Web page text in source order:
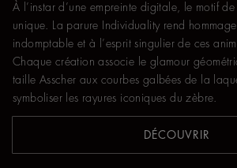
À l’instar d’une empreinte digitale, le motif
unique. La parure Individuality rend
indomptable et à l’esprit singulier de ces
Chaque création associe le glamour
taille Asscher aux courbes galbées de la
symboliser les rayures iconiques du zèbre.
DÉCOUVRIR